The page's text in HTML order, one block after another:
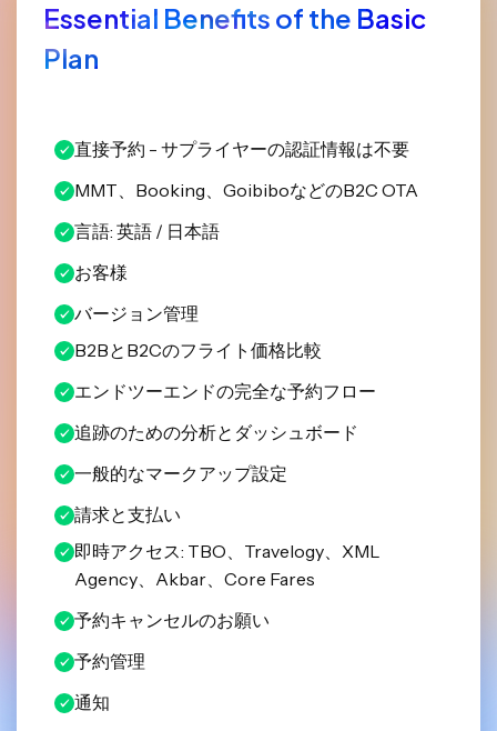
Essential Benefits of the Basic
Plan
直接予約 - サプライヤーの認証情報は不要
MMT、Booking、GoibiboなどのB2C OTA
言語: 英語 / 日本語
お客様
バージョン管理
B2BとB2Cのフライト価格比較
エンドツーエンドの完全な予約フロー
追跡のための分析とダッシュボード
一般的なマークアップ設定
請求と支払い
即時アクセス: TBO、Travelogy、XML
Agency、Akbar、Core Fares
予約キャンセルのお願い
予約管理
通知